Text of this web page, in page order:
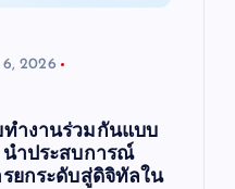
2026
ทำงานร่วมกันแบบ
นำประสบการณ์
ยกระดับสู่ดิจิทัลใน